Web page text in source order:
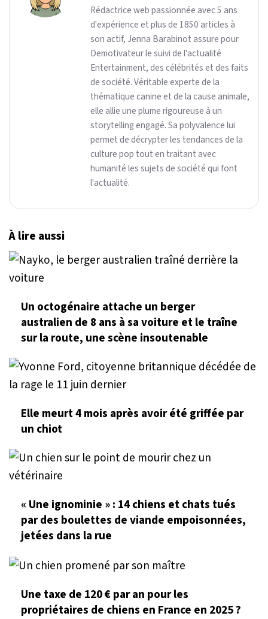
Rédactrice web passionnée avec 5 ans
d'expérience et plus de 1850 articles à
son actif, Jenna Barabinot assure pour
Demotivateur le suivi de l'actualité
Entertainment, des célébrités et des faits
de société. Véritable experte de la
thématique canine et de la cause animale,
elle allie une plume rigoureuse à un
storytelling engagé. Sa polyvalence lui
permet de décrypter les tendances de la
culture pop tout en traitant avec
humanité les sujets de société qui font
l'actualité.
À lire aussi
Un octogénaire attache un berger
australien de 8 ans à sa voiture et le traîne
sur la route, une scène insoutenable
Elle meurt 4 mois après avoir été griffée par
un chiot
« Une ignominie » : 14 chiens et chats tués
par des boulettes de viande empoisonnées,
jetées dans la rue
Une taxe de 120 € par an pour les
propriétaires de chiens en France en 2025 ?